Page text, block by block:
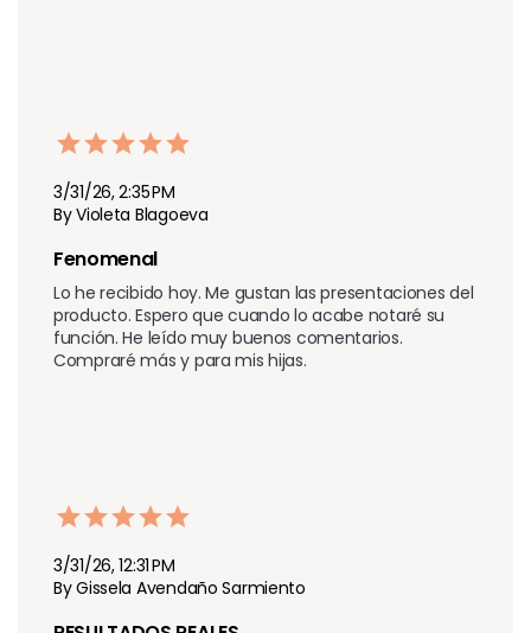
3/31/26, 2:35 PM
By Violeta Blagoeva
Fenomenal
Lo he recibido hoy. Me gustan las presentaciones del
producto. Espero que cuando lo acabe notaré su
función. He leído muy buenos comentarios.
Compraré más y para mis hijas.
3/31/26, 12:31 PM
By Gissela Avendaño Sarmiento